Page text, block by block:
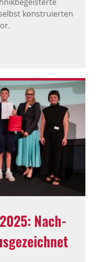
konstruierten
Nach­